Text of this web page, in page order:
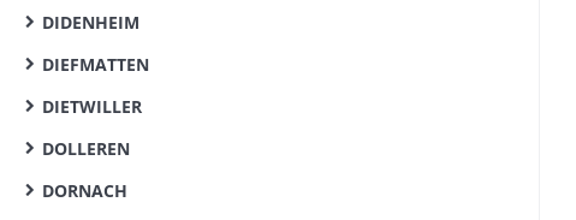
DIDENHEIM
DIEFMATTEN
DIETWILLER
DOLLEREN
DORNACH